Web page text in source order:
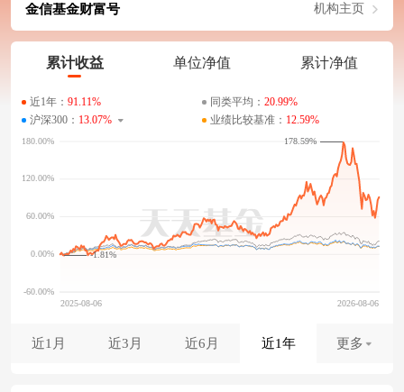
金信基金财富号 机构主页
累计收益 单位净值 累计净值
近1年： 91.11% 同类平均： 20.99%
沪深300： 13.07% 业绩比较基准： 12.59%
-1.81%
178.59%
近1月 近3月 近6月 近1年 更多